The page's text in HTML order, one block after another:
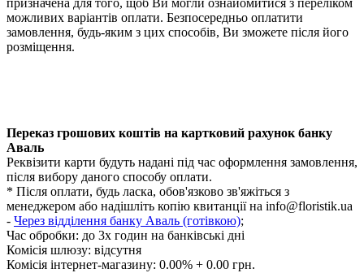
можливих варіантів оплати. Безпосередньо оплатити
замовлення, будь-яким з цих способів, Ви зможете після його
розміщення.
Переказ грошових коштів на картковий рахунок банку
Аваль
Реквізити карти будуть надані під час оформлення замовлення,
після вибору даного способу оплати.
* Після оплати, будь ласка, обов'язково зв'яжіться з
менеджером або надішліть копію квитанції на info@floristik.ua
- Через відділення банку Аваль (готівкою);
Час обробки: до 3х годин на банківські дні
Комісія шлюзу: відсутня
Комісія інтернет-магазину: 0.00% + 0.00 грн.